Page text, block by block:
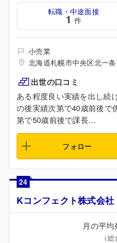
転職・中途面接
1 件
小売業
北海道札幌市中央区北一
出世の口コミ
ある程度良い実績を出し続
の後実績次第で40歳前後で
第で50歳前後で課長...
フォロー
24
Kコンフェクト株式会社
月の平均
（